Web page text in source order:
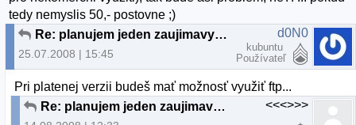
tedy nemyslis 50,- postovne ;)
Re: planujem jeden zaujimavy projekt...
25.07.2008 | 15:45
d0N0
kubuntu
Používateľ
Pri platenej verzii budeš mať možnosť využiť ftp...
Re: planujem jeden zaujimavy projekt...
<<<>>>